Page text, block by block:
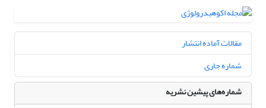
مقالات آماده انتشار
شماره جاری
شماره‌های پیشین نشریه